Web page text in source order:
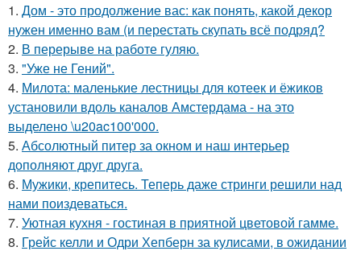
1. Дом - это продолжение вас: как понять, какой декор
нужен именно вам (и перестать скупать всё подряд?
2. В перерыве на работе гуляю.
3. "Уже не Гений".
4. Милота: маленькие лестницы для котеек и ёжиков
установили вдоль каналов Амстердама - на это
выделено \u20ac100'000.
5. Абсолютный питер за окном и наш интерьер
дополняют друг друга.
6. Мужики, крепитесь. Теперь даже стринги решили над
нами поиздеваться.
7. Уютная кухня - гостиная в приятной цветовой гамме.
8. Грейс келли и Одри Хепберн за кулисами, в ожидании